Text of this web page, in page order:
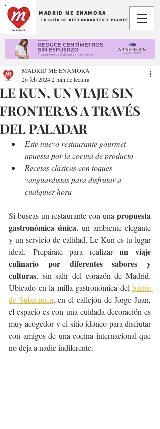
MADRID ME ENAMORA
TU GUÍA DE RESTAURANTES Y PLANES
LE KUN, UN VIAJE SIN
FRONTERAS A TRAVÉS
DEL PALADAR
MADRID ME ENAMORA
26 feb 20242 min de lectura
Este nuevo restaurante gourmet
apuesta por la cocina de producto
Recetas clásicas con toques
vanguardistas para disfrutar a
cualquier hora
Si buscas un restaurante con una propuesta
gastronómica única, un ambiente elegante
y un servicio de calidad, Le Kun es tu lugar
ideal. Prepárate para realizar un viaje
culinario por diferentes sabores y
culturas, sin salir del corazón de Madrid.
Ubicado en la milla gastronómica del barrio
de Salamanca, en el callejón de Jorge Juan,
el espacio es con una cuidada decoración es
muy acogedor y el sitio idóneo para disfrutar
con amigos de una cocina internacional que
no deja a nadie indiferente.